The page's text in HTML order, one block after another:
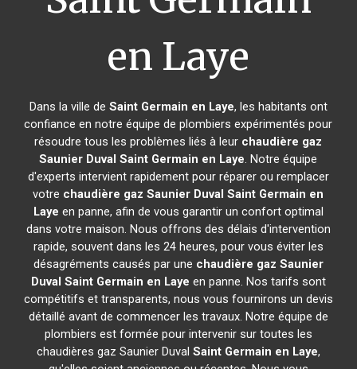
en Laye
Dans la ville de Saint Germain en Laye, les habitants ont
confiance en notre équipe de plombiers expérimentés pour
résoudre tous les problèmes liés à leur chaudière gaz
Saunier Duval Saint Germain en Laye. Notre équipe
d'experts intervient rapidement pour réparer ou remplacer
votre chaudière gaz Saunier Duval Saint Germain en
Laye en panne, afin de vous garantir un confort optimal
dans votre maison. Nous offrons des délais d'intervention
rapide, souvent dans les 24 heures, pour vous éviter les
désagréments causés par une chaudière gaz Saunier
Duval Saint Germain en Laye en panne. Nos tarifs sont
compétitifs et transparents, nous vous fournirons un devis
détaillé avant de commencer les travaux. Notre équipe de
plombiers est formée pour intervenir sur toutes les
chaudières gaz Saunier Duval Saint Germain en Laye,